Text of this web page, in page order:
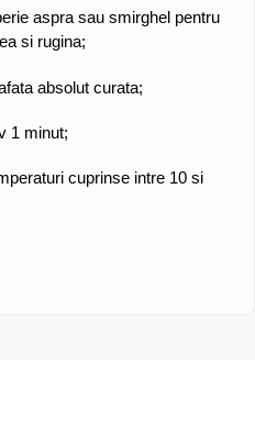
aspra sau smirghel pentru
si rugina;
absolut curata;
1 minut;
cuprinse intre 10 si